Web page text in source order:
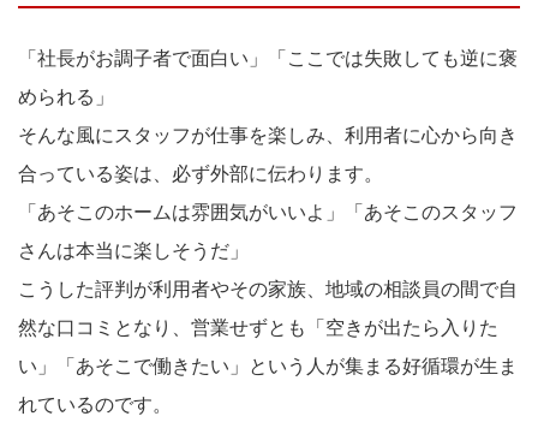
「社長がお調子者で面白い」「ここでは失敗しても逆に褒
められる」
そんな風にスタッフが仕事を楽しみ、利用者に心から向き
合っている姿は、必ず外部に伝わります。
「あそこのホームは雰囲気がいいよ」「あそこのスタッフ
さんは本当に楽しそうだ」
こうした評判が利用者やその家族、地域の相談員の間で自
然な口コミとなり、営業せずとも「空きが出たら入りた
い」「あそこで働きたい」という人が集まる好循環が生ま
れているのです。